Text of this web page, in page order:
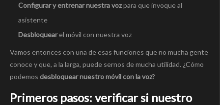
Configurar y entrenar nuestra vozpara que invoque al
asistente
Desbloquearel móvil con nuestra voz
Vamos entonces con una de esas funciones que no mucha gente
conoce y que, a la larga, puede sernos de mucha utilidad. ¿Cómo
podemos desbloquear nuestro móvil con la voz?
Primeros pasos: verificar si nuestro